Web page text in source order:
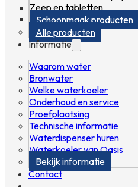
Zeep en tabletten
Schoonmaak producten
Alle producten
Informatie
Waarom water
Bronwater
Welke waterkoeler
Onderhoud en service
Proefplaatsing
Technische informatie
Waterdispenser huren
Waterkoeler van Oasis
Bekijk informatie
Contact